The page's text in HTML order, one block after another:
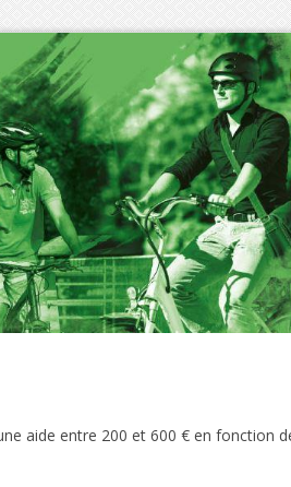
aide entre 200 et 600 € en fonction